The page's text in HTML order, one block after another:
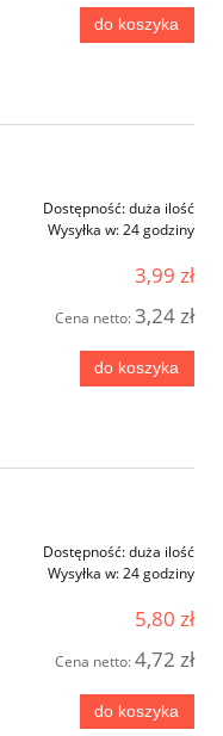
do koszyka
Dostępność:duża ilość
Wysyłka w:24 godziny
3,99 zł
Cena netto:3,24 zł
do koszyka
Dostępność:duża ilość
Wysyłka w:24 godziny
5,80 zł
Cena netto:4,72 zł
do koszyka